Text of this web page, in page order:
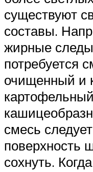
существуют
составы.
жирные следы
потребуется
очищенный и
смесь
поверхность
сохнуть.